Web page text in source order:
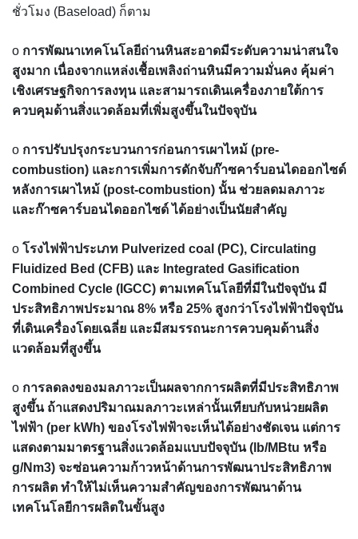
ชั่วโมง (Baseload) ก็ตาม
o การพัฒนาเทคโนโลยีถ่านหินสะอาดมีระดับความน่าสนใจ
สูงมาก เนื่องจากแหล่งเชื้อเพลิงถ่านหินมีความมั่นคง คุ้มค่า
เชิงเศรษฐกิจการลงทุน และสามารถเดินเครื่องภายใต้การ
ควบคุมด้านสิ่งแวดล้อมที่เพิ่มสูงขึ้นในปัจจุบัน
o การปรับปรุงกระบวนการก่อนการเผาไหม้ (pre-
combustion) และการเพิ่มการดักจับก๊าซคาร์บอนไดออกไซด์
หลังการเผาไหม้ (post-combustion) นั้น ช่วยลดมลภาวะ
และก๊าซคาร์บอนไดออกไซด์ ได้อย่างเป็นนัยสำคัญ
o โรงไฟฟ้าประเภท Pulverized coal (PC), Circulating
Fluidized Bed (CFB) และ Integrated Gasification
Combined Cycle (IGCC) ตามเทคโนโลยีที่มีในปัจจุบัน มี
ประสิทธิภาพประมาณ 8% หรือ 25% สูงกว่าโรงไฟฟ้าปัจจุบัน
ที่เดินเครื่องโดยเฉลี่ย และมีสมรรถนะการควบคุมด้านสิ่ง
แวดล้อมที่สูงขึ้น
o การลดลงของมลภาวะเป็นผลจากการผลิตที่มีประสิทธิภาพ
สูงขึ้น ถ้าแสดงปริมาณมลภาวะเหล่านั้นเทียบกับหน่วยผลิต
ไฟฟ้า (per kWh) ของโรงไฟฟ้าจะเห็นได้อย่างชัดเจน แต่การ
แสดงตามมาตรฐานสิ่งแวดล้อมแบบปัจจุบัน (lb/MBtu หรือ
g/Nm3) จะซ่อนความก้าวหน้าด้านการพัฒนาประสิทธิภาพ
การผลิต ทำให้ไม่เห็นความสำคัญของการพัฒนาด้าน
เทคโนโลยีการผลิตในขั้นสูง